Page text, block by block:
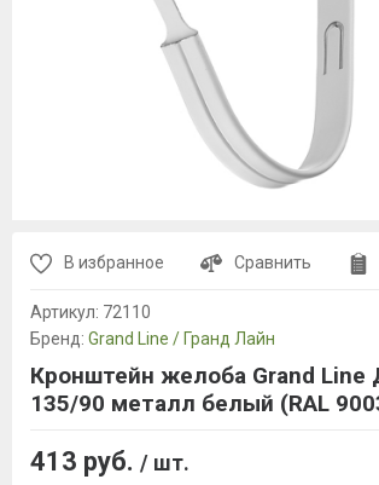
В избранное Сравнить
Артикул: 72110
Бренд: Grand Line / Гранд Лайн
Кронштейн желоба Grand Line
135/90 металл белый (RAL
413 руб. / шт.